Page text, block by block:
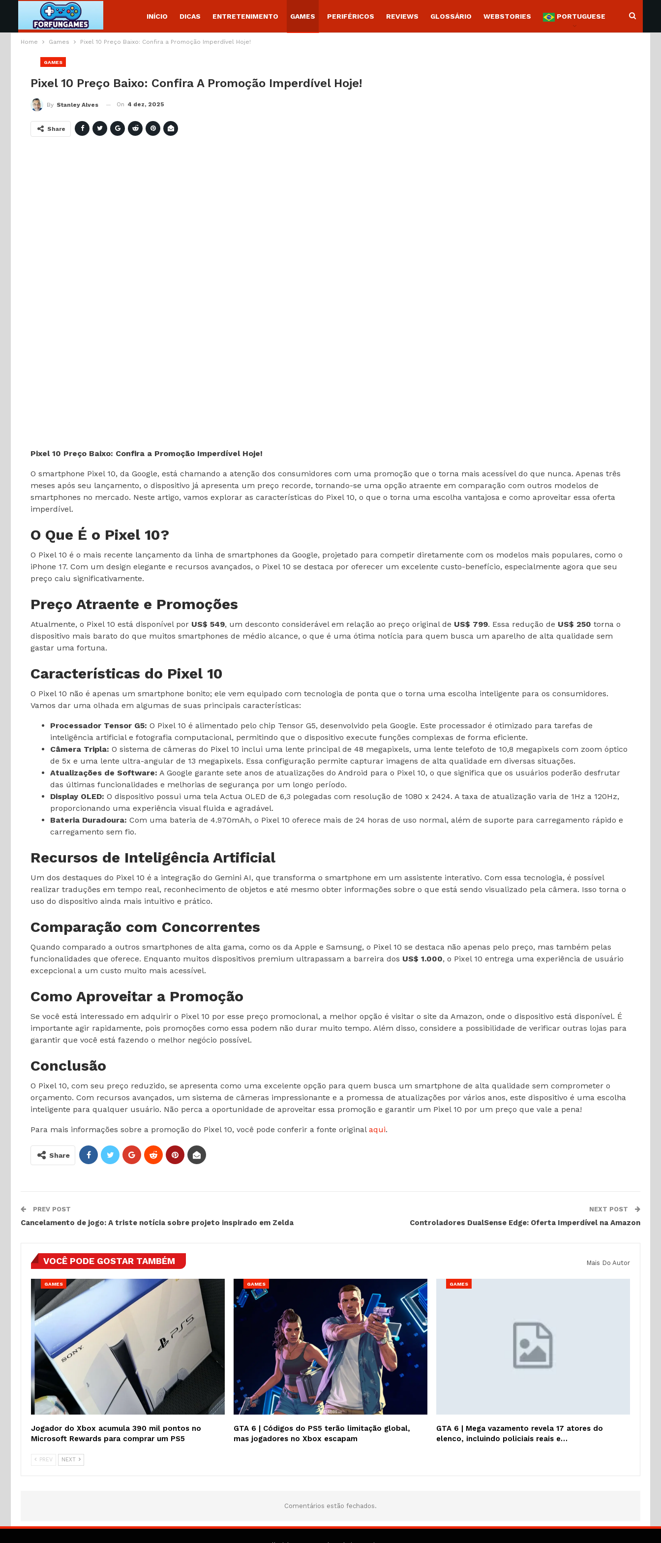
INÍCIO DICAS ENTRETENIMENTO GAMES PERIFÉRICOS REVIEWS GLOSSÁRIO WEBSTORIES PORTUGUESE
Home Games Pixel 10 Preço Baixo: Confira a Promoção Imperdível Hoje!
GAMES
Pixel 10 Preço Baixo: Confira A Promoção Imperdível Hoje!
By Stanley Alves On 4 dez, 2025
Share
Pixel 10 Preço Baixo: Confira a Promoção Imperdível Hoje!
O smartphone Pixel 10, da Google, está chamando a atenção dos consumidores com uma promoção que o torna mais acessível do que nunca. Apenas três
meses após seu lançamento, o dispositivo já apresenta um preço recorde, tornando-se uma opção atraente em comparação com outros modelos de
smartphones no mercado. Neste artigo, vamos explorar as características do Pixel 10, o que o torna uma escolha vantajosa e como aproveitar essa oferta
imperdível.
O Que É o Pixel 10?
O Pixel 10 é o mais recente lançamento da linha de smartphones da Google, projetado para competir diretamente com os modelos mais populares, como o
iPhone 17. Com um design elegante e recursos avançados, o Pixel 10 se destaca por oferecer um excelente custo-benefício, especialmente agora que seu
preço caiu significativamente.
Preço Atraente e Promoções
Atualmente, o Pixel 10 está disponível por US$ 549, um desconto considerável em relação ao preço original de US$ 799. Essa redução de US$ 250 torna o
dispositivo mais barato do que muitos smartphones de médio alcance, o que é uma ótima notícia para quem busca um aparelho de alta qualidade sem
gastar uma fortuna.
Características do Pixel 10
O Pixel 10 não é apenas um smartphone bonito; ele vem equipado com tecnologia de ponta que o torna uma escolha inteligente para os consumidores.
Vamos dar uma olhada em algumas de suas principais características:
Processador Tensor G5: O Pixel 10 é alimentado pelo chip Tensor G5, desenvolvido pela Google. Este processador é otimizado para tarefas de
inteligência artificial e fotografia computacional, permitindo que o dispositivo execute funções complexas de forma eficiente.
Câmera Tripla: O sistema de câmeras do Pixel 10 inclui uma lente principal de 48 megapixels, uma lente telefoto de 10,8 megapixels com zoom óptico
de 5x e uma lente ultra-angular de 13 megapixels. Essa configuração permite capturar imagens de alta qualidade em diversas situações.
Atualizações de Software: A Google garante sete anos de atualizações do Android para o Pixel 10, o que significa que os usuários poderão desfrutar
das últimas funcionalidades e melhorias de segurança por um longo período.
Display OLED: O dispositivo possui uma tela Actua OLED de 6,3 polegadas com resolução de 1080 x 2424. A taxa de atualização varia de 1Hz a 120Hz,
proporcionando uma experiência visual fluida e agradável.
Bateria Duradoura: Com uma bateria de 4.970mAh, o Pixel 10 oferece mais de 24 horas de uso normal, além de suporte para carregamento rápido e
carregamento sem fio.
Recursos de Inteligência Artificial
Um dos destaques do Pixel 10 é a integração do Gemini AI, que transforma o smartphone em um assistente interativo. Com essa tecnologia, é possível
realizar traduções em tempo real, reconhecimento de objetos e até mesmo obter informações sobre o que está sendo visualizado pela câmera. Isso torna o
uso do dispositivo ainda mais intuitivo e prático.
Comparação com Concorrentes
Quando comparado a outros smartphones de alta gama, como os da Apple e Samsung, o Pixel 10 se destaca não apenas pelo preço, mas também pelas
funcionalidades que oferece. Enquanto muitos dispositivos premium ultrapassam a barreira dos US$ 1.000, o Pixel 10 entrega uma experiência de usuário
excepcional a um custo muito mais acessível.
Como Aproveitar a Promoção
Se você está interessado em adquirir o Pixel 10 por esse preço promocional, a melhor opção é visitar o site da Amazon, onde o dispositivo está disponível. É
importante agir rapidamente, pois promoções como essa podem não durar muito tempo. Além disso, considere a possibilidade de verificar outras lojas para
garantir que você está fazendo o melhor negócio possível.
Conclusão
O Pixel 10, com seu preço reduzido, se apresenta como uma excelente opção para quem busca um smartphone de alta qualidade sem comprometer o
orçamento. Com recursos avançados, um sistema de câmeras impressionante e a promessa de atualizações por vários anos, este dispositivo é uma escolha
inteligente para qualquer usuário. Não perca a oportunidade de aproveitar essa promoção e garantir um Pixel 10 por um preço que vale a pena!
Para mais informações sobre a promoção do Pixel 10, você pode conferir a fonte original aqui.
Share
PREV POST
Cancelamento de jogo: A triste notícia sobre projeto inspirado em Zelda
NEXT POST
Controladores DualSense Edge: Oferta Imperdível na Amazon
VOCÊ PODE GOSTAR TAMBÉM Mais Do Autor
GAMES
Jogador do Xbox acumula 390 mil pontos no
Microsoft Rewards para comprar um PS5
GAMES
GTA 6 | Códigos do PS5 terão limitação global,
mas jogadores no Xbox escapam
GAMES
GTA 6 | Mega vazamento revela 17 atores do
elenco, incluindo policiais reais e…
PREV NEXT
Comentários estão fechados.